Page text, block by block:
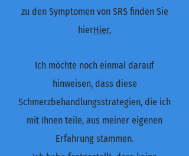
zu den Symptomen von SRS finden Sie
hierHier.
Ich möchte noch einmal darauf
hinweisen, dass diese
Schmerzbehandlungsstrategien, die ich
mit Ihnen teile, aus meiner eigenen
Erfahrung stammen.